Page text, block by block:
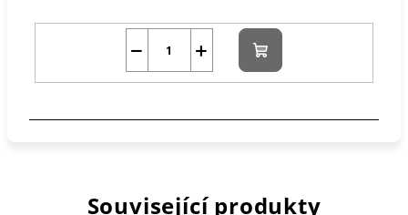
+
− Do
košíku
Související produkty